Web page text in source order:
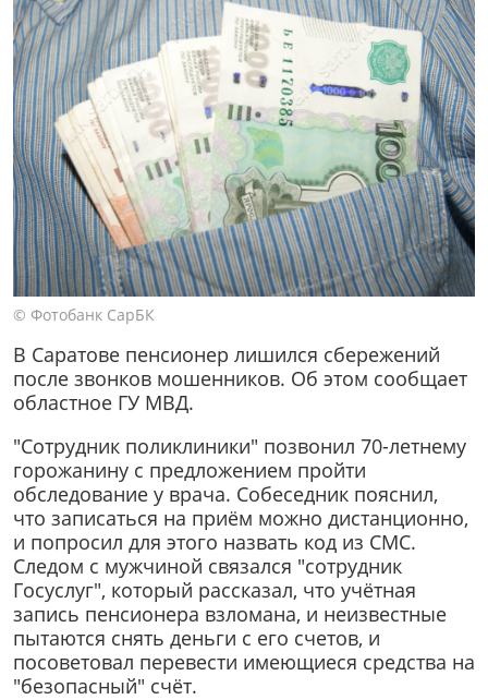
© Фотобанк СарБК
В Саратове пенсионер лишился сбережений
после звонков мошенников. Об этом сообщает
областное ГУ МВД.
"Сотрудник поликлиники" позвонил 70-летнему
горожанину с предложением пройти
обследование у врача. Собеседник пояснил,
что записаться на приём можно дистанционно,
и попросил для этого назвать код из СМС.
Следом с мужчиной связался "сотрудник
Госуслуг", который рассказал, что учётная
запись пенсионера взломана, и неизвестные
пытаются снять деньги с его счетов, и
посоветовал перевести имеющиеся средства на
"безопасный" счёт.